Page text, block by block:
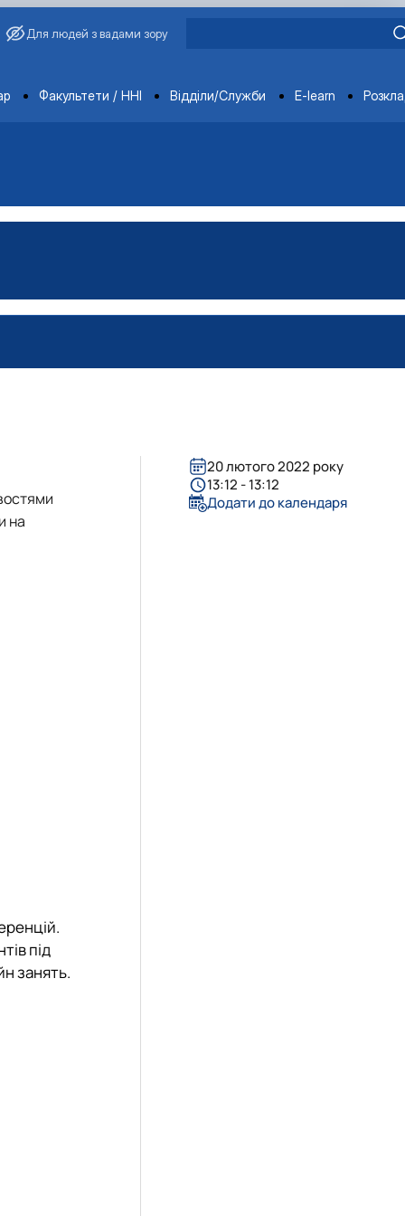
Для людей з вадами зору
Факультети / ННІ Відділи/Служби E-learn
на
під
занять.
20 лютого 2022 року
13:12 - 13:12
Додати до календаря